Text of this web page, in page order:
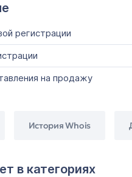
регистрации
на продажу
История Whois
в категориях